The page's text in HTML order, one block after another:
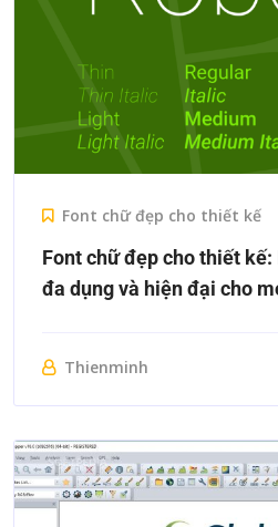
Font chữ đẹp cho thiết kế
Font chữ đẹp cho thiết
đa dụng và hiện đại cho
Thienminh